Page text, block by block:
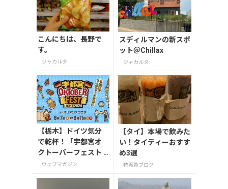
こんにちは、長野で
す。
ジャカルタ
スディルマンの新スポ
ット＠Chillax
ジャカルタ
【栃木】ドイツ気分
で乾杯！「宇都宮オ
クトーバーフェスト L
ight 2026」が8月7日
ウェブマガジン
【タイ】本場で飲みた
い！タイティーおすす
め3選
特派員ブログ